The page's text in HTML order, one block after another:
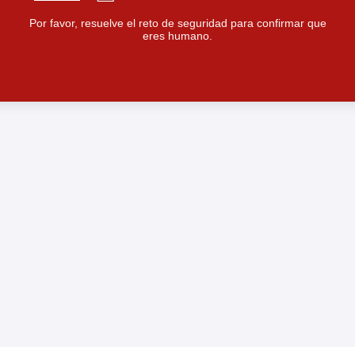
Por favor, resuelve el reto de seguridad para confirmar que
eres humano.